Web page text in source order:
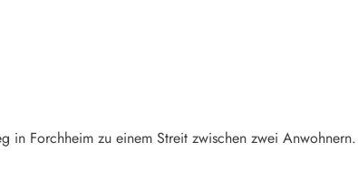
Forchheim zu einem Streit zwischen zwei